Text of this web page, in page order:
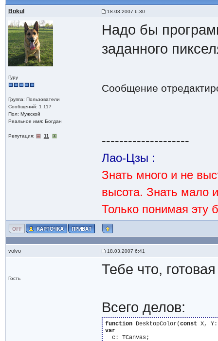
Bokul 18.03.2007 6:30
Гуру
Группа: Пользователи
Сообщений: 1 117
Пол: Мужской
Реальное имя: Богдан
Репутация: 11
Надо бы
заданного
Сообщение
--------------------
Лао-Цзы :
Знать много и не
высота. Знать мало
Только понимая эту
volvo 18.03.2007 6:41
Гость
Тебе что,
Всего делов:
function DesktopColor(const
var